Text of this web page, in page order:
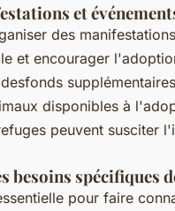
et
des
et encourager
disponibles à
peuvent susciter
besoins spécifiques
pour faire